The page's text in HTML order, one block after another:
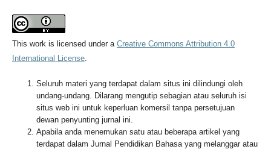
This work is licensed under a Creative Commons Attribution 4.0
International License.
Seluruh materi yang terdapat dalam situs ini dilindungi oleh
undang-undang. Dilarang mengutip sebagian atau seluruh isi
situs web ini untuk keperluan komersil tanpa persetujuan
dewan penyunting jurnal ini.
Apabila anda menemukan satu atau beberapa artikel yang
terdapat dalam Jurnal Pendidikan Bahasa yang melanggar atau